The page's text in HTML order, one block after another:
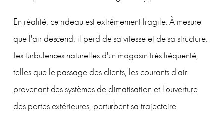
En réalité, ce rideau est extrêmement fragile. À mesure
que l'air descend, il perd de sa vitesse et de sa structure.
Les turbulences naturelles d'un magasin très fréquenté,
telles que le passage des clients, les courants d'air
provenant des systèmes de climatisation et l'ouverture
des portes extérieures, perturbent sa trajectoire.